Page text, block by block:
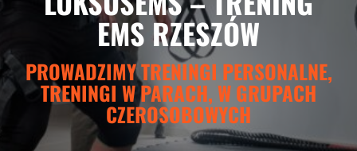
EMS RZESZÓW
PROWADZIMY TRENINGI PERSONALNE,
TRENINGI W PARACH, W GRUPACH
CZEROSOBOWYCH